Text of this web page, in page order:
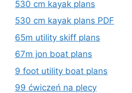
530 cm kayak plans
530 cm kayak plans PDF
65m utility skiff plans
67m jon boat plans
9 foot utility boat plans
99 ćwiczeń na plecy